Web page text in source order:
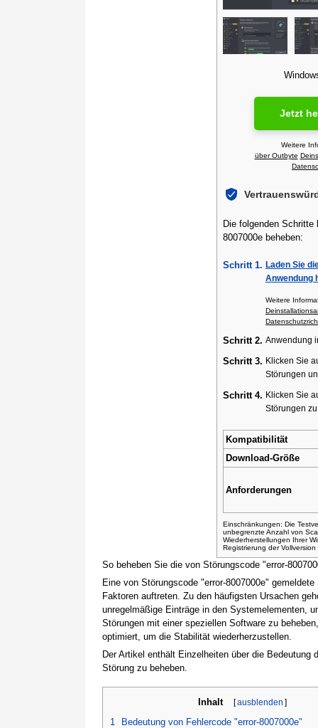
So beheben Sie die von Störungscode "error-
Eine von Störungscode "error-8007000e"
Faktoren auftreten. Zu den häufigsten Ursachen
unregelmäßige Einträge in den Systemelementen,
Störungen mit einer speziellen Software zu
optimiert, um die Stabilität wiederherzustellen.
Der Artikel enthält Einzelheiten über die
Störung zu beheben.
Inhalt [ausblenden ]
1
Bedeutung von Fehlercode "error-8007000e"
Jetzt
Weitere
über Outbyte
Die folgenden Schritte
8007000e beheben:
Schritt 1. Laden Sie
Anwendung
Weitere
Schritt 2. Anwendung
Schritt 3. Klicken Sie
Störungen
Schritt 4. Klicken Sie
Störungen
Kompatibilität
Download-Größe
Anforderungen
Einschränkungen: Die
unbegrenzte Anzahl von
Wiederherstellungen Ihrer
Registrierung der